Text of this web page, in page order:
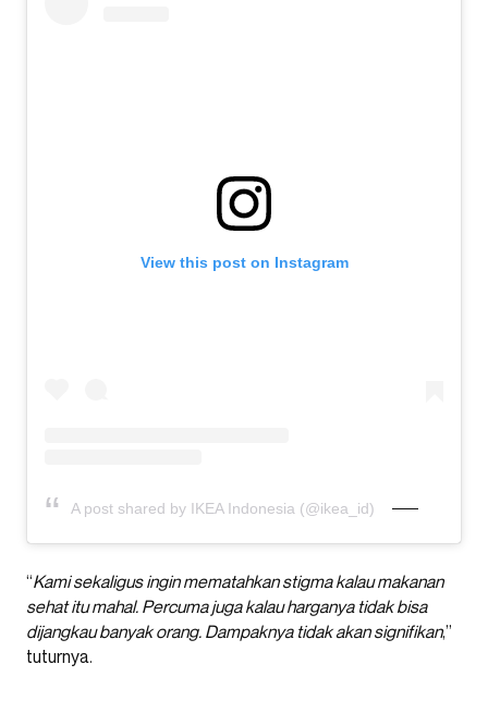
View this post on Instagram
A post shared by IKEA Indonesia (@ikea_id)
“Kami sekaligus ingin mematahkan stigma kalau makanan
sehat itu mahal. Percuma juga kalau harganya tidak bisa
dijangkau banyak orang. Dampaknya tidak akan signifikan,”
tuturnya.